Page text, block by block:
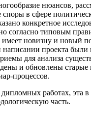
нюансов,
споры в сфере
конкретное
согласно типовым
имеет новизну и новый
проекта были
для анализа
и обновлены старые
процессов.
работах, эта в
часть.